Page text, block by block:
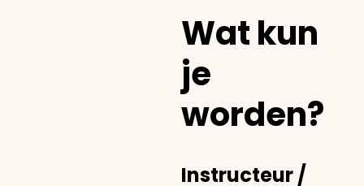
Wat kun
je
worden?
Instructeur /